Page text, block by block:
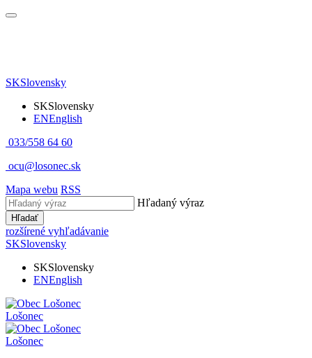
SKSlovensky
SKSlovensky
ENEnglish
033/558 64 60
ocu@losonec.sk
Mapa webu RSS
Hľadaný výraz
Hľadať
rozšírené vyhľadávanie
SKSlovensky
SKSlovensky
ENEnglish
Lošonec
Lošonec